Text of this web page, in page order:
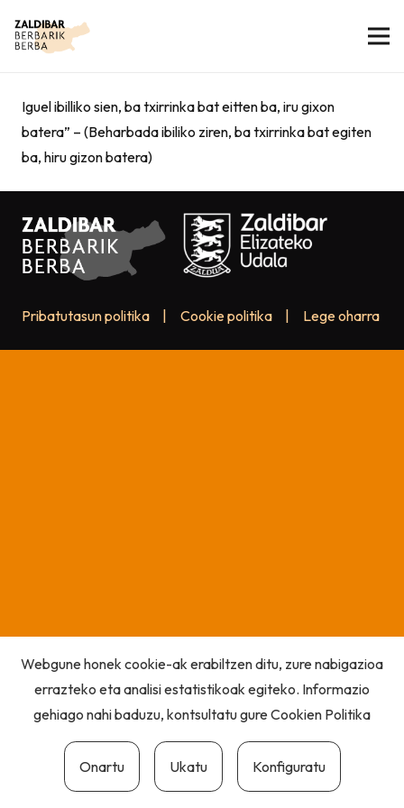
Iguel ibilliko sien, ba txirrinka bat eitten ba, iru gixon
batera” – (Beharbada ibiliko ziren, ba txirrinka bat egiten
ba, hiru gizon batera)
Pribatutasun politika Cookie politika Lege oharra
Webgune honek cookie-ak erabiltzen ditu, zure nabigazioa
errazteko eta analisi estatistikoak egiteko. Informazio
gehiago nahi baduzu, kontsultatu gureCookien Politika
Onartu Ukatu Konfiguratu